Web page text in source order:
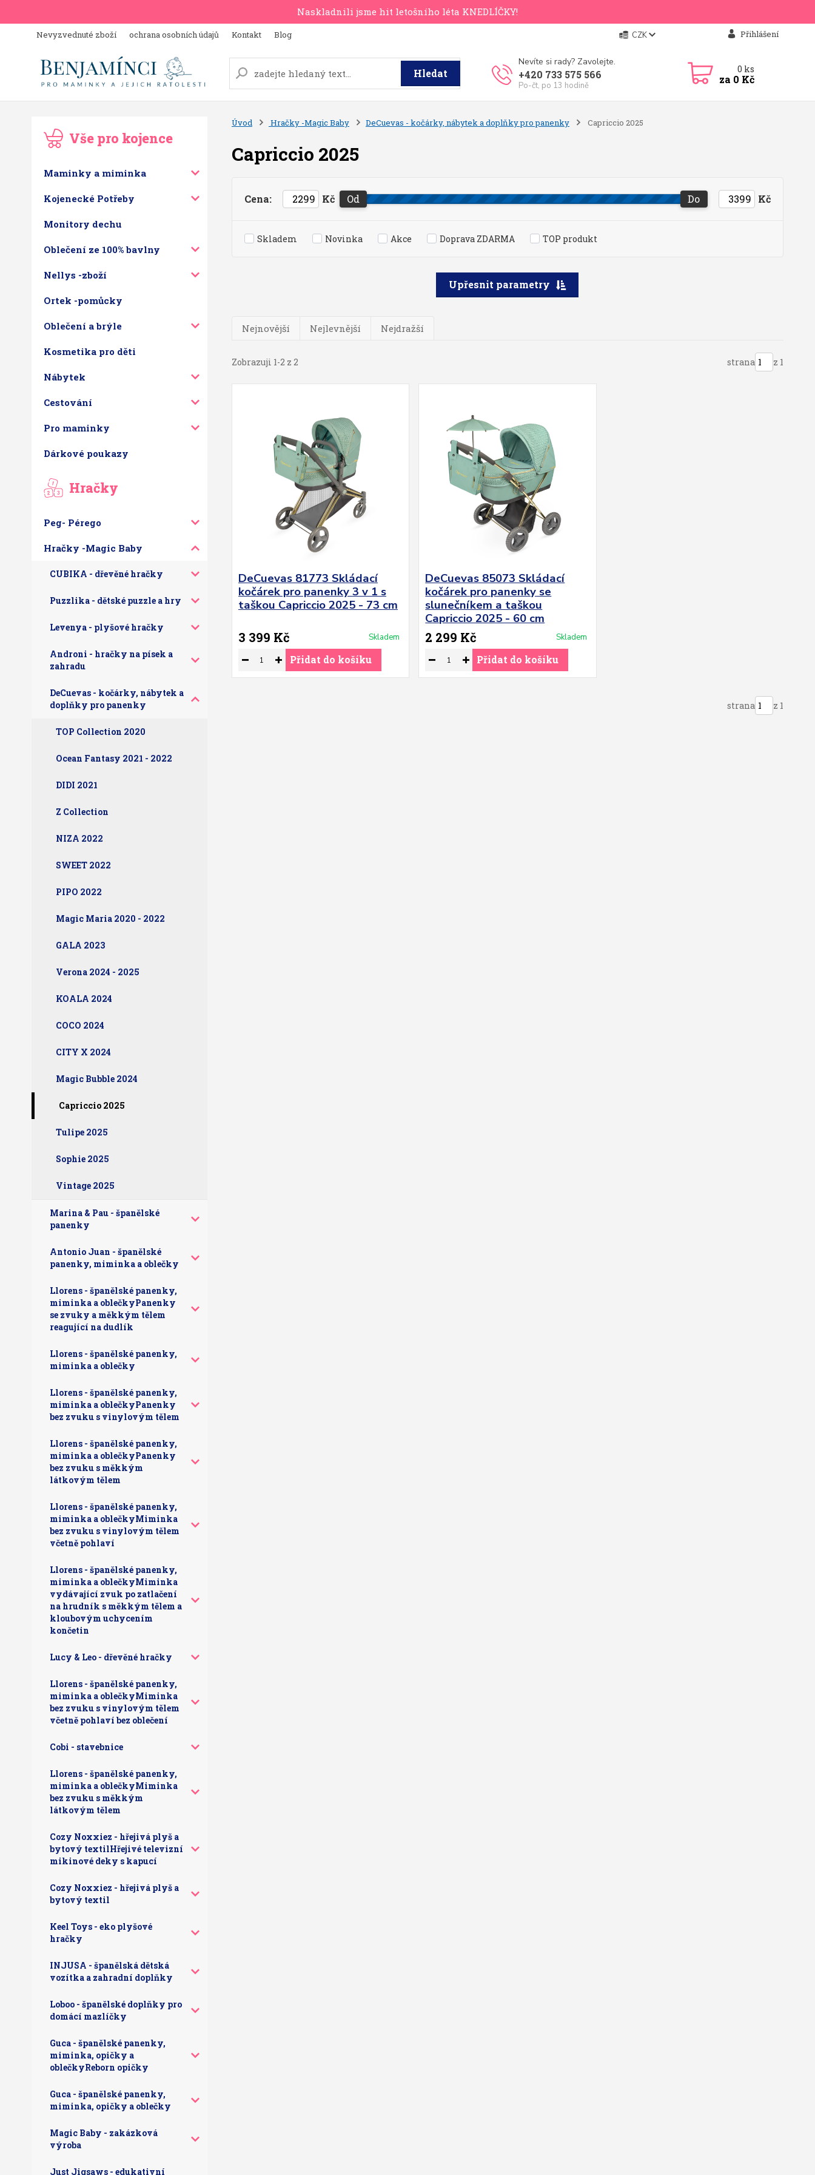
Naskladnili jsme hit letošního léta KNEDLÍČKY!
Nevyzvednuté zboží ochrana osobních údajů Kontakt Blog CZK Přihlášení
Hledat
Nevíte si rady? Zavolejte.
+420 733 575 566
Po-čt, po 13 hodině
0 ks
za 0 Kč
Vše pro kojence
Maminky a miminka
Kojenecké Potřeby
Monitory dechu
Oblečení ze 100% bavlny
Nellys -zboží
Ortek -pomůcky
Oblečení a brýle
Kosmetika pro děti
Nábytek
Cestování
Pro maminky
Dárkové poukazy
Hračky
Peg- Pérego
Hračky -Magic Baby
CUBIKA - dřevěné hračky
Puzzlika - dětské puzzle a hry
Levenya - plyšové hračky
Androni - hračky na písek a
zahradu
DeCuevas - kočárky, nábytek a
doplňky pro panenky
TOP Collection 2020
Ocean Fantasy 2021 - 2022
DIDI 2021
Z Collection
NIZA 2022
SWEET 2022
PIPO 2022
Magic Maria 2020 - 2022
GALA 2023
Verona 2024 - 2025
KOALA 2024
COCO 2024
CITY X 2024
Magic Bubble 2024
Capriccio 2025
Tulipe 2025
Sophie 2025
Vintage 2025
Marina & Pau - španělské
panenky
Antonio Juan - španělské
panenky, miminka a oblečky
Llorens - španělské panenky,
miminka a oblečkyPanenky
se zvuky a měkkým tělem
reagující na dudlík
Llorens - španělské panenky,
miminka a oblečky
Llorens - španělské panenky,
miminka a oblečkyPanenky
bez zvuku s vinylovým tělem
Llorens - španělské panenky,
miminka a oblečkyPanenky
bez zvuku s měkkým
látkovým tělem
Llorens - španělské panenky,
miminka a oblečkyMiminka
bez zvuku s vinylovým tělem
včetně pohlaví
Llorens - španělské panenky,
miminka a oblečkyMiminka
vydávající zvuk po zatlačení
na hrudník s měkkým tělem a
kloubovým uchycením
končetin
Lucy & Leo - dřevěné hračky
Llorens - španělské panenky,
miminka a oblečkyMiminka
bez zvuku s vinylovým tělem
včetně pohlaví bez oblečení
Cobi - stavebnice
Llorens - španělské panenky,
miminka a oblečkyMiminka
bez zvuku s měkkým
látkovým tělem
Cozy Noxxiez - hřejivá plyš a
bytový textilHřejivé televizní
mikinové deky s kapucí
Cozy Noxxiez - hřejivá plyš a
bytový textil
Keel Toys - eko plyšové
hračky
INJUSA - španělská dětská
vozítka a zahradní doplňky
Loboo - španělské doplňky pro
domácí mazlíčky
Guca - španělské panenky,
miminka, opičky a
oblečkyReborn opičky
Guca - španělské panenky,
miminka, opičky a oblečky
Magic Baby - zakázková
výroba
Just Jigsaws - edukativní
Úvod Hračky -Magic Baby DeCuevas - kočárky, nábytek a doplňky pro panenky Capriccio 2025
Capriccio 2025
Upřesnit parametry
Cena: Kč Od Do Kč
Skladem Novinka Akce Doprava ZDARMA TOP produkt
Nejnovější Nejlevnější Nejdražší
Zobrazuji 1-2 z 2 strana z 1
DeCuevas 81773 Skládací
kočárek pro panenky 3 v 1 s
taškou Capriccio 2025 - 73 cm
3 399 Kč Skladem
Přidat do košíku
DeCuevas 85073 Skládací
kočárek pro panenky se
slunečníkem a taškou
Capriccio 2025 - 60 cm
2 299 Kč
Skladem
Přidat do košíku
strana z 1